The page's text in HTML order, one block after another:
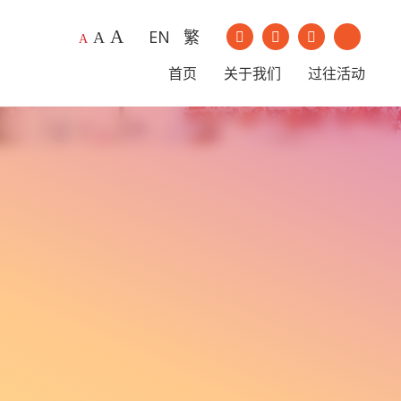
A A A EN 繁 我们的Facebook
我们的Instagram
我们的我们的
首页
关于我们 过往活动